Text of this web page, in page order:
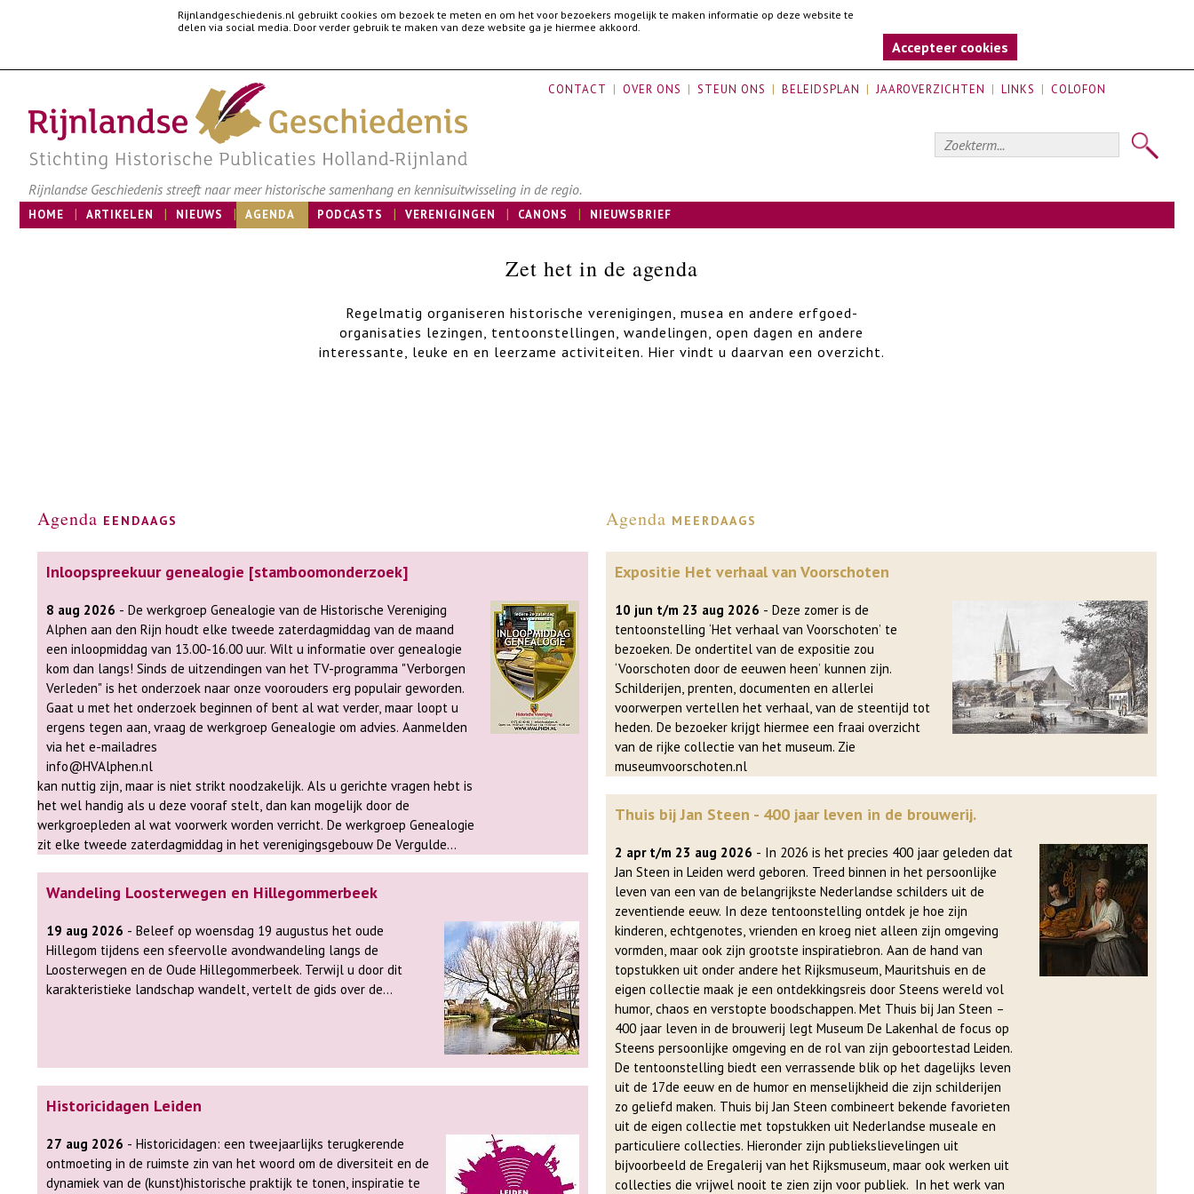
Rijnlandgeschiedenis.nl gebruikt cookies om bezoek te meten en om het voor bezoekers mogelijk te maken informatie op deze website te
delen via social media. Door verder gebruik te maken van deze website ga je hiermee akkoord.
Accepteer cookies
CONTACT OVER ONS STEUN ONS BELEIDSPLAN JAAROVERZICHTEN LINKS COLOFON
Rijnlandse Geschiedenis streeft naar meer historische samenhang en kennisuitwisseling in de regio.
HOME ARTIKELEN NIEUWS AGENDA PODCASTS VERENIGINGEN CANONS NIEUWSBRIEF
Zet het in de agenda
Regelmatig organiseren historische verenigingen, musea en andere erfgoed-
organisaties lezingen, tentoonstellingen, wandelingen, open dagen en andere
interessante, leuke en en leerzame activiteiten. Hier vindt u daarvan een overzicht.
Agenda eendaags
Inloopspreekuur genealogie [stamboomonderzoek]
8 aug 2026 - De werkgroep Genealogie van de Historische Vereniging
Alphen aan den Rijn houdt elke tweede zaterdagmiddag van de maand
een inloopmiddag van 13.00-16.00 uur. Wilt u informatie over genealogie
kom dan langs! Sinds de uitzendingen van het TV-programma "Verborgen
Verleden" is het onderzoek naar onze voorouders erg populair geworden.
Gaat u met het onderzoek beginnen of bent al wat verder, maar loopt u
ergens tegen aan, vraag de werkgroep Genealogie om advies. Aanmelden
via het e-mailadres
info@HVAlphen.nl
kan nuttig zijn, maar is niet strikt noodzakelijk. Als u gerichte vragen hebt is
het wel handig als u deze vooraf stelt, dan kan mogelijk door de
werkgroepleden al wat voorwerk worden verricht. De werkgroep Genealogie
zit elke tweede zaterdagmiddag in het verenigingsgebouw De Vergulde
HEMA van 13:00 uur tot 16:00 uur. Eventueel kan er ook in overleg een
afspraak op een andere dag gemaakt worden, het verenigingsgebouw is
elke woensdagmiddag en zaterdag geopend.
Wandeling Loosterwegen en Hillegommerbeek
19 aug 2026 - Beleef op woensdag 19 augustus het oude
Hillegom tijdens een sfeervolle avondwandeling langs de
Loosterwegen en de Oude Hillegommerbeek. Terwijl u door dit
karakteristieke landschap wandelt, vertelt de gids over de
hier zijn oorsprong vond. Zo ontstaat een levendig beeld van het
landschap en de geschiedenis die er nog altijd voelbaar is. De
wandeling start om 19.00 uur vanaf Kwekerij Veelzorg,
5,- per persoon gevraagd. Na afloop staat er een kopje koffie of
thee klaar. Aanmelden is niet nodig en iedereen is van harte
welkom. Bij twijfelachtig weer kunt u op onze website zien of de
Historicidagen Leiden
27 aug 2026 - Historicidagen: een tweejaarlijks terugkerende
ontmoeting in de ruimste zin van het woord om de diversiteit en de
dynamiek van de (kunst)historische praktijk te tonen, inspiratie te
Agenda meerdaags
Expositie Het verhaal van Voorschoten
10 jun t/m 23 aug 2026 - Deze zomer is de
tentoonstelling ‘Het verhaal van Voorschoten’ te
bezoeken. De ondertitel van de expositie zou
‘Voorschoten door de eeuwen heen’ kunnen zijn.
Schilderijen, prenten, documenten en allerlei
voorwerpen vertellen het verhaal, van de steentijd tot
heden. De bezoeker krijgt hiermee een fraai overzicht
van de rijke collectie van het museum. Zie
museumvoorschoten.nl
Thuis bij Jan Steen - 400 jaar leven in de brouwerij.
2 apr t/m 23 aug 2026 - In 2026 is het precies 400 jaar geleden dat
Jan Steen in Leiden werd geboren. Treed binnen in het persoonlijke
leven van een van de belangrijkste Nederlandse schilders uit de
zeventiende eeuw. In deze tentoonstelling ontdek je hoe zijn
kinderen, echtgenotes, vrienden en kroeg niet alleen zijn omgeving
vormden, maar ook zijn grootste inspiratiebron. Aan de hand van
topstukken uit onder andere het Rijksmuseum, Mauritshuis en de
eigen collectie maak je een ontdekkingsreis door Steens wereld vol
humor, chaos en verstopte boodschappen. Met Thuis bij Jan Steen –
400 jaar leven in de brouwerij legt Museum De Lakenhal de focus op
Steens persoonlijke omgeving en de rol van zijn geboortestad Leiden.
De tentoonstelling biedt een verrassende blik op het dagelijks leven
uit de 17de eeuw en de humor en menselijkheid die zijn schilderijen
zo geliefd maken. Thuis bij Jan Steen combineert bekende favorieten
uit de eigen collectie met topstukken uit Nederlandse museale en
particuliere collecties. Hieronder zijn publiekslievelingen uit
bijvoorbeeld de Eregalerij van het Rijksmuseum, maar ook werken uit
collecties die vrijwel nooit te zien zijn voor publiek. In het werk van